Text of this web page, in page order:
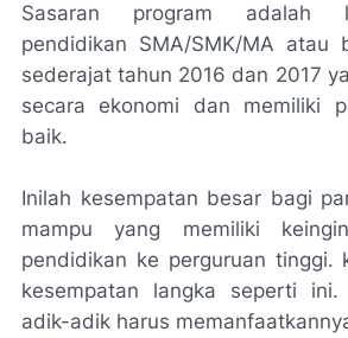
Sasaran program adalah
pendidikan SMA/SMK/MA atau
sederajat tahun 2016 dan 2017
secara ekonomi dan memiliki
baik.
Inilah kesempatan besar bagi
mampu yang memiliki
pendidikan ke perguruan tinggi.
kesempatan langka seperti
adik-adik harus